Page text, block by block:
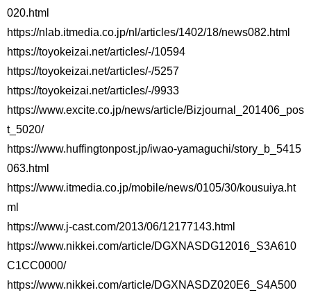
020.html
https://nlab.itmedia.co.jp/nl/articles/1402/18/news082.html
https://toyokeizai.net/articles/-/10594
https://toyokeizai.net/articles/-/5257
https://toyokeizai.net/articles/-/9933
https://www.excite.co.jp/news/article/Bizjournal_201406_pos
t_5020/
https://www.huffingtonpost.jp/iwao-yamaguchi/story_b_5415
063.html
https://www.itmedia.co.jp/mobile/news/0105/30/kousuiya.ht
ml
https://www.j-cast.com/2013/06/12177143.html
https://www.nikkei.com/article/DGXNASDG12016_S3A610
C1CC0000/
https://www.nikkei.com/article/DGXNASDZ020E6_S4A500